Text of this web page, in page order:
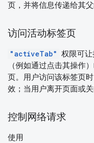
页，并将信息传递给其父
访问活动标签页
"activeTab" 权限可
（例如通过点击其操作
页。用户访问该标签页
效；当用户离开页面或
控制网络请求
使用